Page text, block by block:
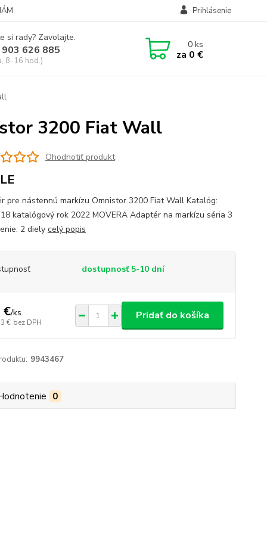
Prihlásenie
si rady? Zavolajte.
626 885
8-16 hod.)
0ks
za 0 €
3200 Fiat Wall
Ohodnotiť produkt
pre nástennú markízu Omnistor 3200 Fiat Wall Katalóg:
katalógový rok 2022 MOVERA Adaptér na markízu séria 3
2 diely celý popis
dostupnosť 5-10 dní
€/ks
€ bez DPH
Pridať do košíka
9943467
0